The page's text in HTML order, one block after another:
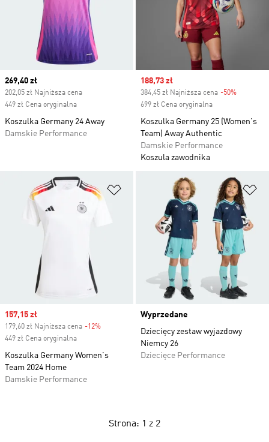
Current price
269,40 zł
202,05 zł Najniższa cena
449 zł Cena oryginalna
Koszulka Germany 24 Away
Damskie Performance
Sale price
188,73 zł
384,45 zł Najniższa cena -50%
699 zł Cena oryginalna
Koszulka Germany 25 (Women's
Team) Away Authentic
Damskie Performance
Koszula zawodnika
Dodaj do listy życzeń
Sale price
157,15 zł
179,60 zł Najniższa cena -12%
449 zł Cena oryginalna
Koszulka Germany Women's
Team 2024 Home
Damskie Performance
Wyprzedane
Dziecięcy zestaw wyjazdowy
Niemcy 26
Dziecięce Performance
Strona: 1 z 2